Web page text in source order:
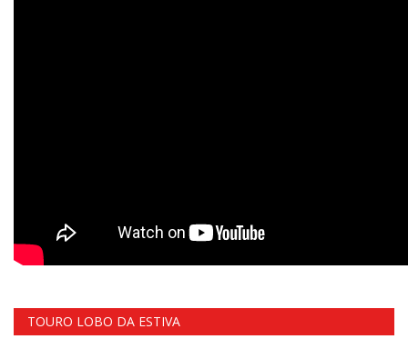
TOURO LOBO DA ESTIVA